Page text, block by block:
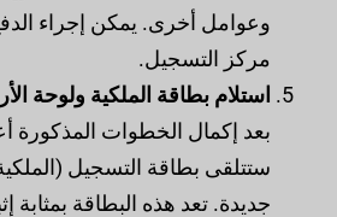
وعوامل أخرى. يمكن إجراء
مركز التسجيل.
استلام بطاقة الملكية ولوحة
بعد إكمال الخطوات المذكورة
ستتلقى بطاقة التسجيل
جديدة. تعد هذه البطاقة بمثابة